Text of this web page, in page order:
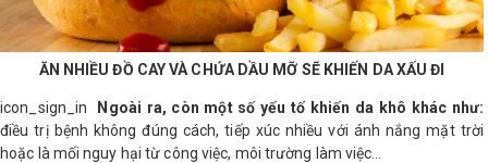
ĂN NHIỀU ĐỒ CAY VÀ CHỨA DẦU MỠ SẼ KHIẾN DA XẤU ĐI
icon_sign_in
Ngoài ra, còn một số yếu tố khiến da khô khác như:
điều trị bệnh không đúng cách, tiếp xúc nhiều với ánh nắng mặt trời
hoặc là mối nguy hại từ công việc, môi trường làm việc…